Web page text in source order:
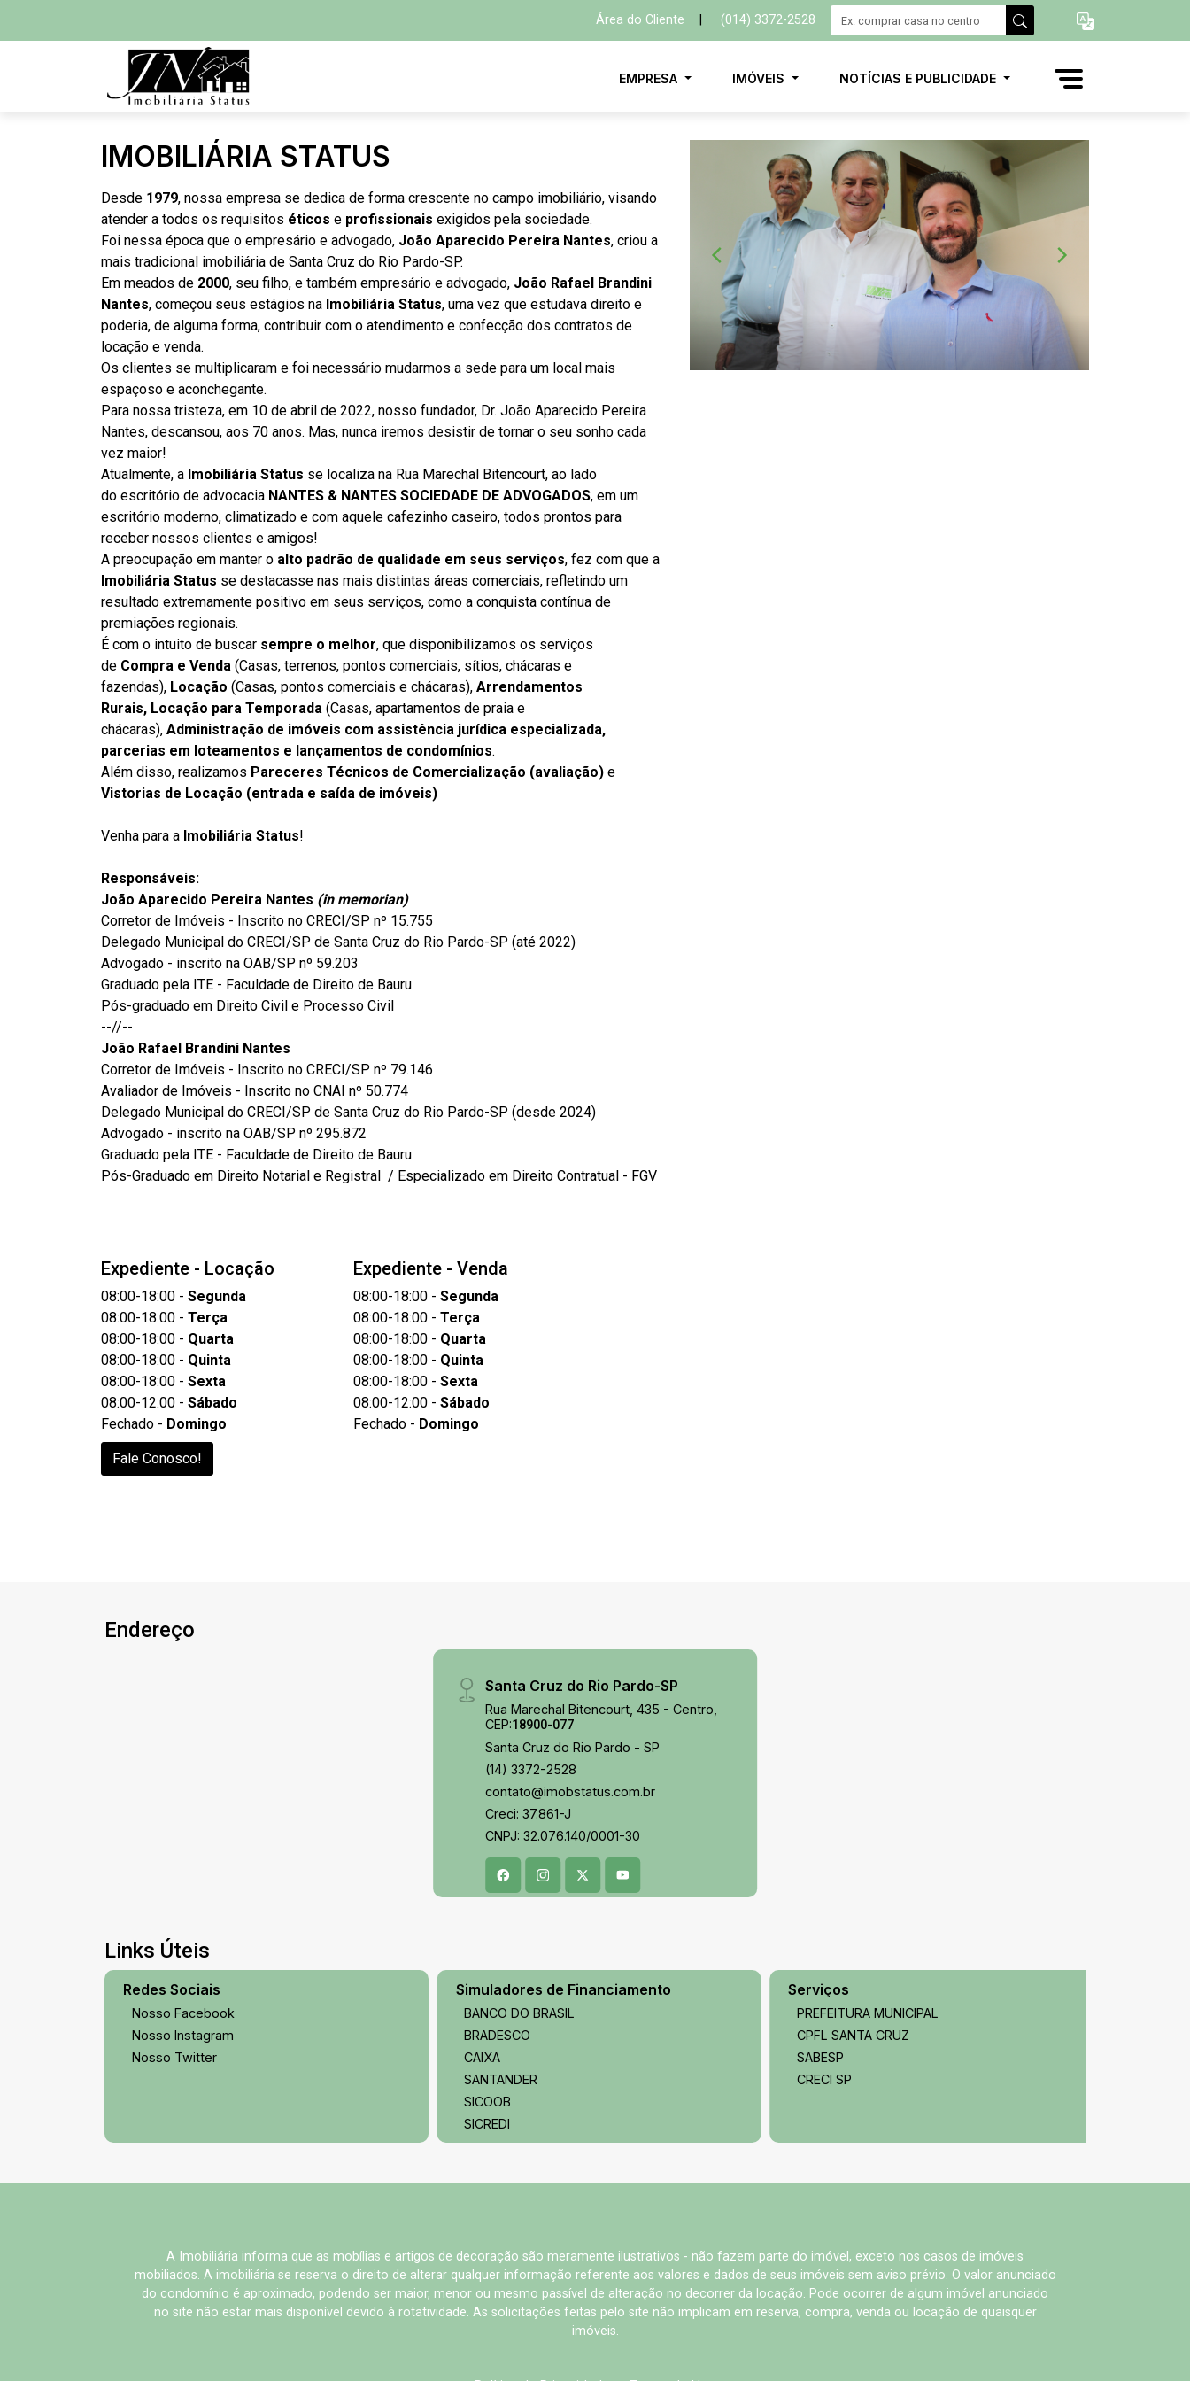
Área do Cliente (014) 3372-2528
EMPRESA IMÓVEIS NOTÍCIAS E PUBLICIDADE
IMOBILIÁRIA STATUS
Desde 1979, nossa empresa se dedica de forma crescente no campo imobiliário, visando
atender a todos os requisitos éticos e profissionais exigidos pela sociedade.
Foi nessa época que o empresário e advogado, João Aparecido Pereira Nantes, criou a
mais tradicional imobiliária de Santa Cruz do Rio Pardo-SP.
Em meados de 2000, seu filho, e também empresário e advogado, João Rafael Brandini
Nantes, começou seus estágios na Imobiliária Status, uma vez que estudava direito e
poderia, de alguma forma, contribuir com o atendimento e confecção dos contratos de
locação e venda.
Os clientes se multiplicaram e foi necessário mudarmos a sede para um local mais
espaçoso e aconchegante.
Para nossa tristeza, em 10 de abril de 2022, nosso fundador, Dr. João Aparecido Pereira
Nantes, descansou, aos 70 anos. Mas, nunca iremos desistir de tornar o seu sonho cada
vez maior!
Atualmente, a Imobiliária Status se localiza na Rua Marechal Bitencourt, ao lado
do escritório de advocacia NANTES & NANTES SOCIEDADE DE ADVOGADOS, em um
escritório moderno, climatizado e com aquele cafezinho caseiro, todos prontos para
receber nossos clientes e amigos!
A preocupação em manter o alto padrão de qualidade em seus serviços, fez com que a
Imobiliária Status se destacasse nas mais distintas áreas comerciais, refletindo um
resultado extremamente positivo em seus serviços, como a conquista contínua de
premiações regionais.
É com o intuito de buscar sempre o melhor, que disponibilizamos os serviços
de Compra e Venda (Casas, terrenos, pontos comerciais, sítios, chácaras e
fazendas), Locação (Casas, pontos comerciais e chácaras), Arrendamentos
Rurais, Locação para Temporada (Casas, apartamentos de praia e
chácaras), Administração de imóveis com assistência jurídica especializada,
parcerias em loteamentos e lançamentos de condomínios.
Além disso, realizamos Pareceres Técnicos de Comercialização (avaliação) e
Vistorias de Locação (entrada e saída de imóveis)
Venha para a Imobiliária Status!
Responsáveis:
João Aparecido Pereira Nantes (in memorian)
Corretor de Imóveis - Inscrito no CRECI/SP nº 15.755
Delegado Municipal do CRECI/SP de Santa Cruz do Rio Pardo-SP (até 2022)
Advogado - inscrito na OAB/SP nº 59.203
Graduado pela ITE - Faculdade de Direito de Bauru
Pós-graduado em Direito Civil e Processo Civil
--//--
João Rafael Brandini Nantes
Corretor de Imóveis - Inscrito no CRECI/SP nº 79.146
Avaliador de Imóveis - Inscrito no CNAI nº 50.774
Delegado Municipal do CRECI/SP de Santa Cruz do Rio Pardo-SP (desde 2024)
Advogado - inscrito na OAB/SP nº 295.872
Graduado pela ITE - Faculdade de Direito de Bauru
Pós-Graduado em Direito Notarial e Registral / Especializado em Direito Contratual - FGV
Expediente - Locação
08:00-18:00 - Segunda
08:00-18:00 - Terça
08:00-18:00 - Quarta
08:00-18:00 - Quinta
08:00-18:00 - Sexta
08:00-12:00 - Sábado
Fechado - Domingo
Expediente - Venda
08:00-18:00 - Segunda
08:00-18:00 - Terça
08:00-18:00 - Quarta
08:00-18:00 - Quinta
08:00-18:00 - Sexta
08:00-12:00 - Sábado
Fechado - Domingo
Fale Conosco!
Endereço
Santa Cruz do Rio Pardo-SP
Rua Marechal Bitencourt, 435 - Centro,
CEP:18900-077
Santa Cruz do Rio Pardo - SP
(14) 3372-2528
contato@imobstatus.com.br
Creci: 37.861-J
CNPJ: 32.076.140/0001-30
Links Úteis
Redes Sociais
Nosso Facebook
Nosso Instagram
Nosso Twitter
Simuladores de Financiamento
BANCO DO BRASIL
BRADESCO
CAIXA
SANTANDER
SICOOB
SICREDI
Serviços
PREFEITURA MUNICIPAL
CPFL SANTA CRUZ
SABESP
CRECI SP
A Imobiliária informa que as mobílias e artigos de decoração são meramente ilustrativos - não fazem parte do imóvel, exceto nos casos de imóveis
mobiliados. A imobiliária se reserva o direito de alterar qualquer informação referente aos valores e dados de seus imóveis sem aviso prévio. O valor anunciado
do condomínio é aproximado, podendo ser maior, menor ou mesmo passível de alteração no decorrer da locação. Pode ocorrer de algum imóvel anunciado
no site não estar mais disponível devido à rotatividade. As solicitações feitas pelo site não implicam em reserva, compra, venda ou locação de quaisquer
imóveis.